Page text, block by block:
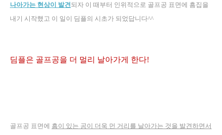
나아가는 현상이 발견 되자 이 때부터 인위적으로 골프공 표면에 흠집을
내기 시작했고 이 일이 딤플의 시초가 되었답니다^^
딤플은 골프공을 더 멀리 날아가게 한다!
골프공 표면에 흠이 있는 공이 더욱 먼 거리를 날아가는 것을 발견하면서